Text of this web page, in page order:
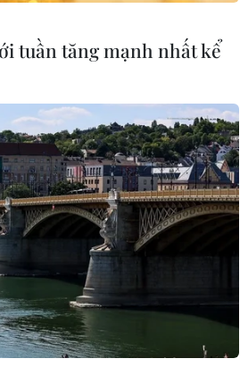
điểm nhờ sức
đỉnh khi giá
phiếu hóa chất
bán giữa phiên
tuần tăng mạnh nhất kể